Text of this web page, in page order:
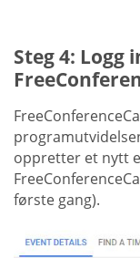
Steg 4: Logg
oppretter et nytt
første gang).